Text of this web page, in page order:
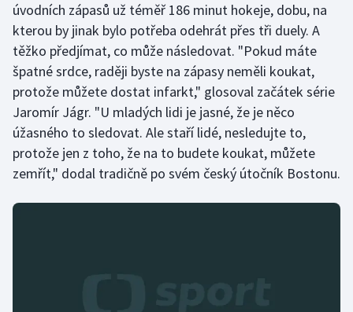
Golf
Gymnastika
Házená
Jezdectví
Judo
Krasobruslení
úvodních zápasů už téměř 186 minut hokeje, dobu, na
kterou by jinak bylo potřeba odehrát přes tři duely. A
těžko předjímat, co může následovat. "Pokud máte
špatné srdce, raději byste na zápasy neměli koukat,
protože můžete dostat infarkt," glosoval začátek série
Jaromír Jágr. "U mladých lidi je jasné, že je něco
úžasného to sledovat. Ale staří lidé, nesledujte to,
protože jen z toho, že na to budete koukat, můžete
zemřít," dodal tradičně po svém český útočník Bostonu.